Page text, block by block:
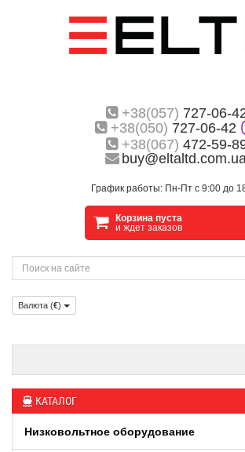
+38(057) 727-06-
+38(050) 727-06-42
+38(067) 472-59-
График работы: Пн-Пт с 9:00 до
Корзина пуста
и ждет заказов
Валюта (€)
КАТАЛОГ
Низковольтное оборудование